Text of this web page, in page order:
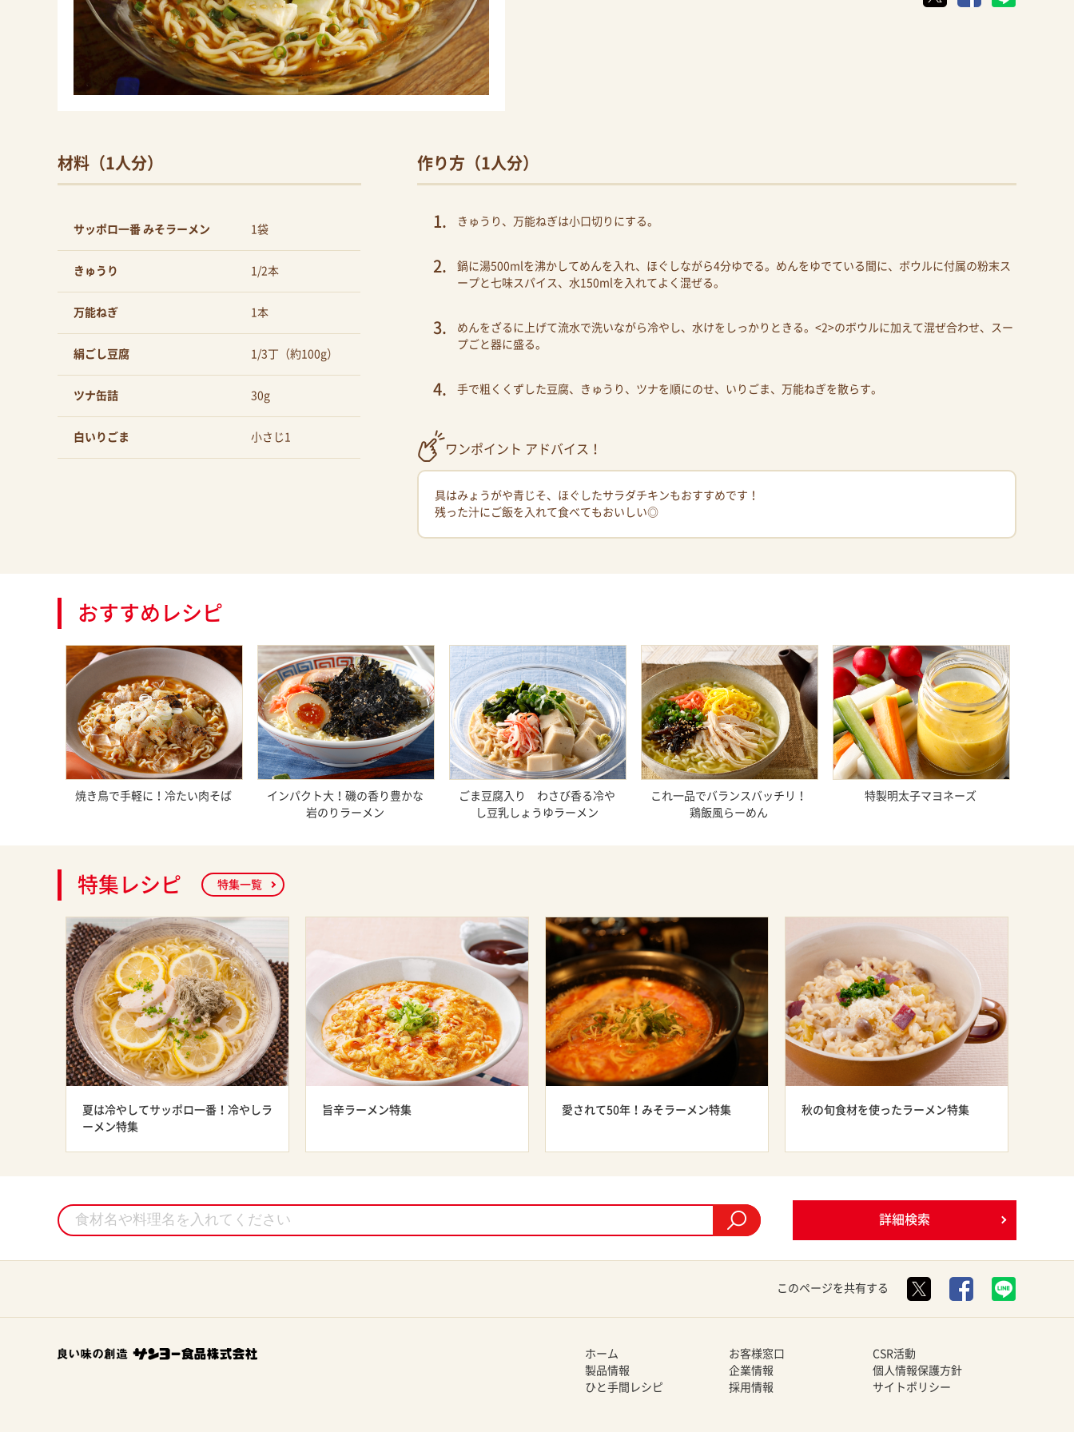
材料（1人分）
サッポロ一番 みそラーメン 1袋
きゅうり 1/2本
万能ねぎ 1本
絹ごし豆腐 1/3丁（約100g）
ツナ缶詰 30g
白いりごま 小さじ1
作り方（1人分）
きゅうり、万能ねぎは小口切りにする。
鍋に湯500mlを沸かしてめんを入れ、ほぐしながら4分ゆでる。めんをゆでている間に、ボウルに付属の粉末ス
ープと七味スパイス、水150mlを入れてよく混ぜる。
めんをざるに上げて流水で洗いながら冷やし、水けをしっかりときる。<2>のボウルに加えて混ぜ合わせ、スー
プごと器に盛る。
手で粗くくずした豆腐、きゅうり、ツナを順にのせ、いりごま、万能ねぎを散らす。
ワンポイント アドバイス！
具はみょうがや青じそ、ほぐしたサラダチキンもおすすめです！
残った汁にご飯を入れて食べてもおいしい◎
おすすめレシピ
焼き鳥で手軽に！冷たい肉そば
インパクト大！磯の香り豊かな
岩のりラーメン
ごま豆腐入り わさび香る冷や
し豆乳しょうゆラーメン
これ一品でバランスバッチリ！
鶏飯風らーめん
特製明太子マヨネーズ
特集レシピ 特集一覧
夏は冷やしてサッポロ一番！冷やしラ
ーメン特集
旨辛ラーメン特集 愛されて50年！みそラーメン特集 秋の旬食材を使ったラーメン特集
詳細検索
このページを共有する
ホーム
製品情報
ひと手間レシピ
お客様窓口
企業情報
採用情報
CSR活動
個人情報保護方針
サイトポリシー